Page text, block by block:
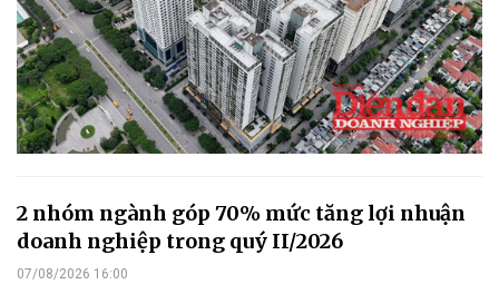
2 nhóm ngành góp 70% mức tăng lợi nhuận
doanh nghiệp trong quý II/2026
07/08/2026 16:00